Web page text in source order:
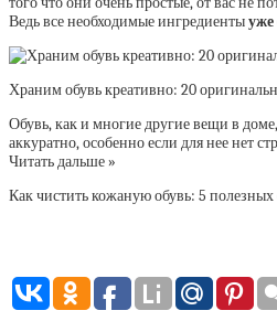
Ведь все необходимые ингредиентыуже
Храним обувь креативно: 20
Обувь, как и многие другие вещи в
аккуратно, особенно если для нее нет
Читать дальше »
Как чистить кожаную обувь: 5 полезных